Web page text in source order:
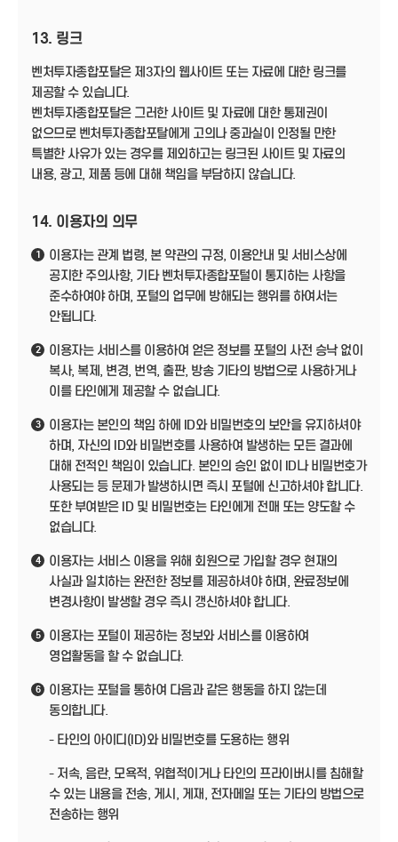
13. 링크
벤처투자종합포탈은 제3자의 웹사이트 또는 자료에 대한 링크를
제공할 수 있습니다.
벤처투자종합포탈은 그러한 사이트 및 자료에 대한 통제권이
없으므로 벤처투자종합포탈에게 고의나 중과실이 인정될 만한
특별한 사유가 있는 경우를 제외하고는 링크된 사이트 및 자료의
내용, 광고, 제품 등에 대해 책임을 부담하지 않습니다.
14. 이용자의 의무
1
이용자는 관계 법령, 본 약관의 규정, 이용안내 및 서비스상에
공지한 주의사항, 기타 벤처투자종합포털이 통지하는 사항을
준수하여야 하며, 포털의 업무에 방해되는 행위를 하여서는
안됩니다.
2
이용자는 서비스를 이용하여 얻은 정보를 포털의 사전 승낙 없이
복사, 복제, 변경, 번역, 출판, 방송 기타의 방법으로 사용하거나
이를 타인에게 제공할 수 없습니다.
3
이용자는 본인의 책임 하에 ID와 비밀번호의 보안을 유지하셔야
하며, 자신의 ID와 비밀번호를 사용하여 발생하는 모든 결과에
대해 전적인 책임이 있습니다. 본인의 승인 없이 ID나 비밀번호가
사용되는 등 문제가 발생하시면 즉시 포털에 신고하셔야 합니다.
또한 부여받은 ID 및 비밀번호는 타인에게 전매 또는 양도할 수
없습니다.
4
이용자는 서비스 이용을 위해 회원으로 가입할 경우 현재의
사실과 일치하는 완전한 정보를 제공하셔야 하며, 완료정보에
변경사항이 발생할 경우 즉시 갱신하셔야 합니다.
5
이용자는 포털이 제공하는 정보와 서비스를 이용하여
영업활동을 할 수 없습니다.
6
이용자는 포털을 통하여 다음과 같은 행동을 하지 않는데
동의합니다.
- 타인의 아이디(ID)와 비밀번호를 도용하는 행위
- 저속, 음란, 모욕적, 위협적이거나 타인의 프라이버시를 침해할
수 있는 내용을 전송, 게시, 게재, 전자메일 또는 기타의 방법으로
전송하는 행위